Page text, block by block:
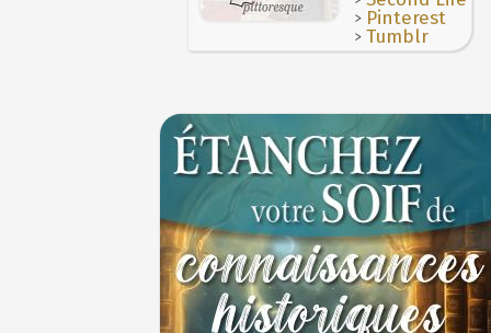
30 juin 1559 : Henri II est mortellement
coup de lance lors d’un tournoi
> Pinterest
>Tumblr